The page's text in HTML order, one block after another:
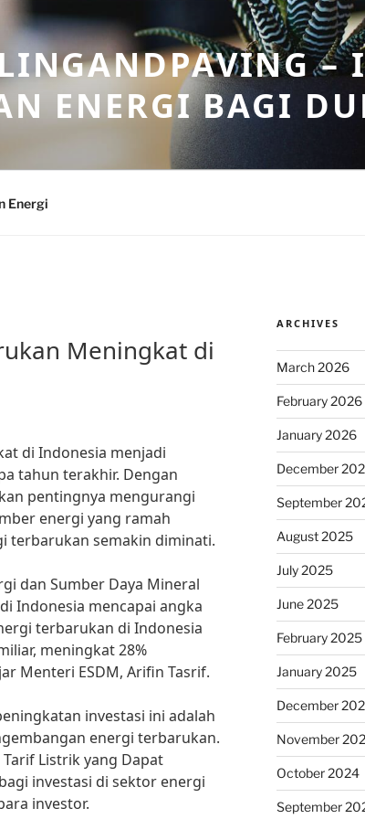
–
ENERGI BAGI
Energi
Meningkat di
di Indonesia menjadi
tahun terakhir. Dengan
pentingnya mengurangi
energi yang ramah
terbarukan semakin diminati.
dan Sumber Daya Mineral
Indonesia mencapai angka
terbarukan di Indonesia
meningkat 28%
Menteri ESDM, Arifin Tasrif.
investasi ini adalah
energi terbarukan.
Listrik yang Dapat
investasi di sektor energi
investor.
ARCHIVES
March 2026
February 2026
January 2026
December
September
August 2025
July 2025
June 2025
February 2025
January 2025
December
November
October 2024
September